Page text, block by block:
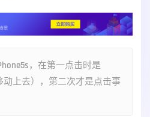
，在第一点击时是
动上去），第二次才是点击事